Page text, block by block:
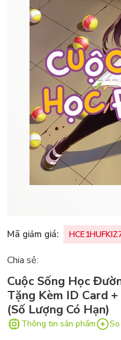
Mã giảm giá:
Chia sẻ:
Cuộc Sống Học
Tặng Kèm ID Card
(Số Lượng Có Hạn)
Thông tin sản phẩm